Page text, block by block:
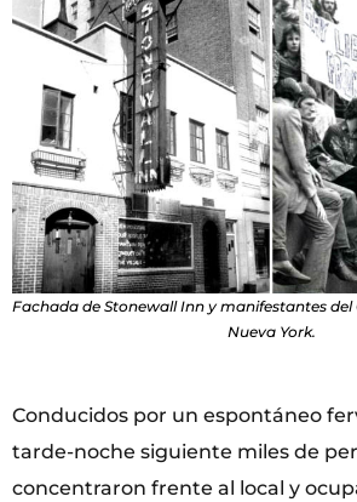
Fachada de Stonewall Inn y manifestantes del
Nueva York.
Conducidos por un espontáneo
tarde-noche siguiente miles de
concentraron frente al local y